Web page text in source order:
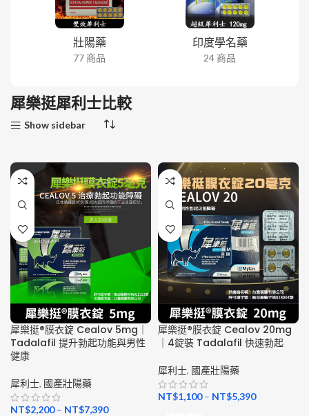
壯陽藥
77 商品
印度學名藥
24 商品
犀樂挺犀利士比較
Show sidebar
犀樂挺®膜衣錠 Cealov 5mg｜
Tadalafil 提升勃起功能與男性
健康
犀利士, 國產壯陽藥
NT$2,200– NT$7,390
犀樂挺®膜衣錠 Cealov 20mg
｜4錠裝 Tadalafil 快速勃起
犀利士, 國產壯陽藥
NT$1,100– NT$5,390